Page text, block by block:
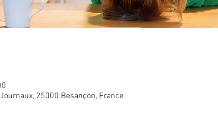
25000 Besançon, France